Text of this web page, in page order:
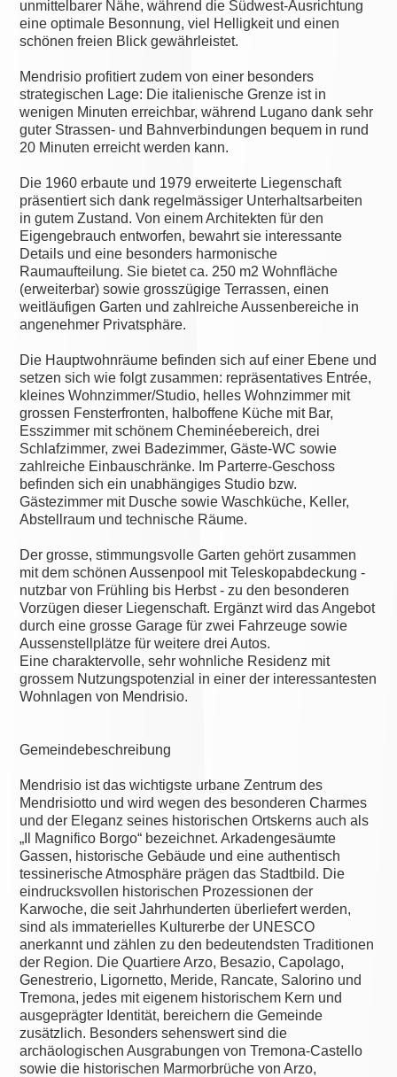
unmittelbarer Nähe, während die Südwest-Ausrichtung
eine optimale Besonnung, viel Helligkeit und einen
schönen freien Blick gewährleistet.
Mendrisio profitiert zudem von einer besonders
strategischen Lage: Die italienische Grenze ist in
wenigen Minuten erreichbar, während Lugano dank sehr
guter Strassen- und Bahnverbindungen bequem in rund
20 Minuten erreicht werden kann.
Die 1960 erbaute und 1979 erweiterte Liegenschaft
präsentiert sich dank regelmässiger Unterhaltsarbeiten
in gutem Zustand. Von einem Architekten für den
Eigengebrauch entworfen, bewahrt sie interessante
Details und eine besonders harmonische
Raumaufteilung. Sie bietet ca. 250 m2 Wohnfläche
(erweiterbar) sowie grosszügige Terrassen, einen
weitläufigen Garten und zahlreiche Aussenbereiche in
angenehmer Privatsphäre.
Die Hauptwohnräume befinden sich auf einer Ebene und
setzen sich wie folgt zusammen: repräsentatives Entrée,
kleines Wohnzimmer/Studio, helles Wohnzimmer mit
grossen Fensterfronten, halboffene Küche mit Bar,
Esszimmer mit schönem Cheminéebereich, drei
Schlafzimmer, zwei Badezimmer, Gäste-WC sowie
zahlreiche Einbauschränke. Im Parterre-Geschoss
befinden sich ein unabhängiges Studio bzw.
Gästezimmer mit Dusche sowie Waschküche, Keller,
Abstellraum und technische Räume.
Der grosse, stimmungsvolle Garten gehört zusammen
mit dem schönen Aussenpool mit Teleskopabdeckung -
nutzbar von Frühling bis Herbst - zu den besonderen
Vorzügen dieser Liegenschaft. Ergänzt wird das Angebot
durch eine grosse Garage für zwei Fahrzeuge sowie
Aussenstellplätze für weitere drei Autos.
Eine charaktervolle, sehr wohnliche Residenz mit
grossem Nutzungspotenzial in einer der interessantesten
Wohnlagen von Mendrisio.
Gemeindebeschreibung
Mendrisio ist das wichtigste urbane Zentrum des
Mendrisiotto und wird wegen des besonderen Charmes
und der Eleganz seines historischen Ortskerns auch als
„Il Magnifico Borgo“ bezeichnet. Arkadengesäumte
Gassen, historische Gebäude und eine authentisch
tessinerische Atmosphäre prägen das Stadtbild. Die
eindrucksvollen historischen Prozessionen der
Karwoche, die seit Jahrhunderten überliefert werden,
sind als immaterielles Kulturerbe der UNESCO
anerkannt und zählen zu den bedeutendsten Traditionen
der Region. Die Quartiere Arzo, Besazio, Capolago,
Genestrerio, Ligornetto, Meride, Rancate, Salorino und
Tremona, jedes mit eigenem historischem Kern und
ausgeprägter Identität, bereichern die Gemeinde
zusätzlich. Besonders sehenswert sind die
archäologischen Ausgrabungen von Tremona-Castello
sowie die historischen Marmorbrüche von Arzo,